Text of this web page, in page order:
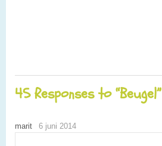
45 Responses to “Beugel”
marit 6 juni 2014